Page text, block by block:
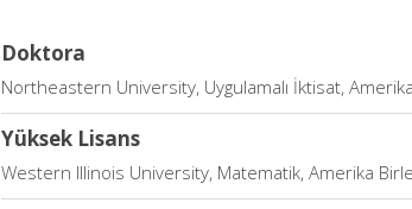
Doktora
Northeastern University, Uygulamalı İktisat,
Yüksek Lisans
Western Illinois University, Matematik, Amerika